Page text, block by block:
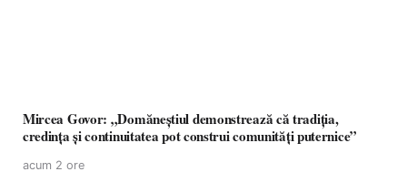
Mircea Govor: „Domăneștiul demonstrează că tradiția,
credința și continuitatea pot construi comunități puternice”
acum 2 ore